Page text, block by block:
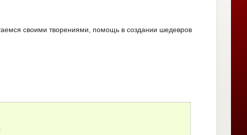
своими творениями, помощь в создании шедевров